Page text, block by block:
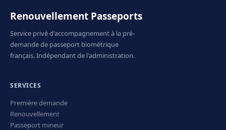
Renouvellement Passeports
Service privé d'accompagnement à la pré-
demande de passeport biométrique
français. Indépendant de l'administration.
SERVICES
Première demande
Renouvellement
Passeport mineur